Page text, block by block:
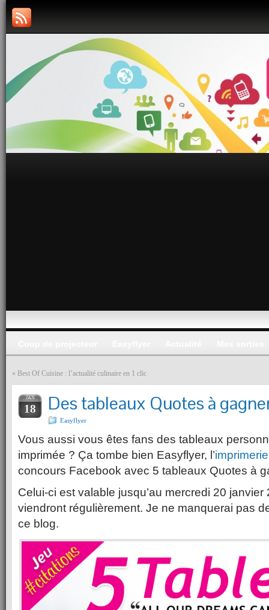
« Best Of Cuisine : l’actualité culinaire en 1 clic
JAN
18 Des tableaux Quotes à
Easyflyer
Vous aussi vous êtes fans des tableaux
imprimée ? Ça tombe bien Easyflyer, l’
concours Facebook avec 5 tableaux Quotes à
Celui-ci est valable jusqu’au mercredi 20 janvier
viendront régulièrement. Je ne manquerai pas
ce blog.